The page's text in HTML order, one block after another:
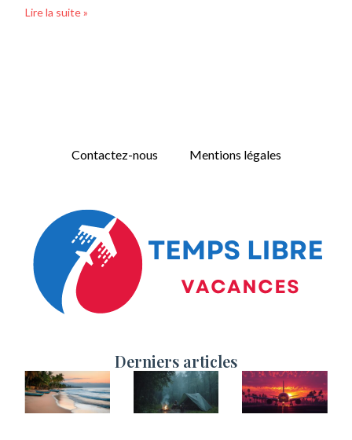
Lire la suite »
Contactez-nous Mentions légales
Derniers articles